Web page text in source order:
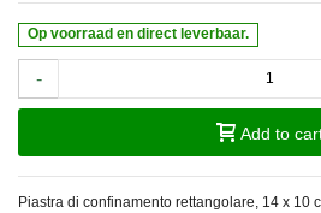
Op voorraad en direct leverbaar.
-
Add to
Piastra di confinamento rettangolare, 14 x 10